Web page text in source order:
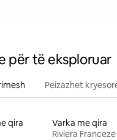
për të eksploruar
Peizazhet
qira
Varka me qira
Riviera Franceze